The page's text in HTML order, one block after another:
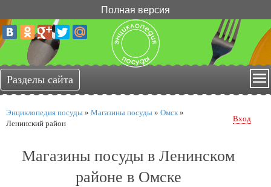
Полная версия
Энциклопедия посуды » Магазины посуды » Омск »
Ленинский район
Вход
Магазины посуды в Ленинском
районе в Омске